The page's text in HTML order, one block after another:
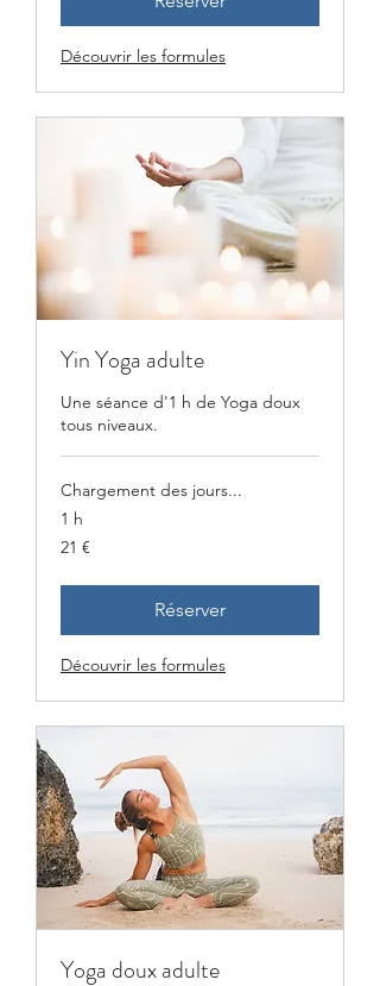
Découvrir les formules
Yin Yoga adulte
Une séance d'1 h de Yoga doux
tous niveaux.
Chargement des jours...
1 h
21
euros
21 €
Réserver
Découvrir les formules
Yoga doux adulte